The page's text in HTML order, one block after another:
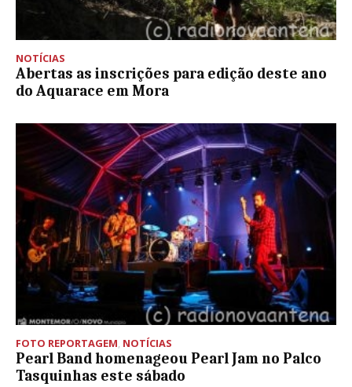
NOTÍCIAS
Abertas as inscrições para edição deste ano
do Aquarace em Mora
FOTO REPORTAGEM NOTÍCIAS
Pearl Band homenageou Pearl Jam no Palco
Tasquinhas este sábado